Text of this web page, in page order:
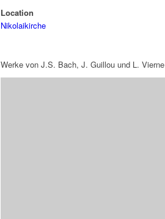
Location
Nikolaikirche
Werke von J.S. Bach, J. Guillou und L. Vierne